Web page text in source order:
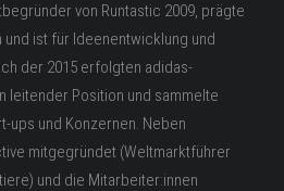
von Runtastic 2009, prägte
und ist für Ideenentwicklung und
der 2015 erfolgten adidas-
leitender Position und sammelte
ups und Konzernen. Neben
mitgegründet (Weltmarktführer
und die Mitarbeiter:innen